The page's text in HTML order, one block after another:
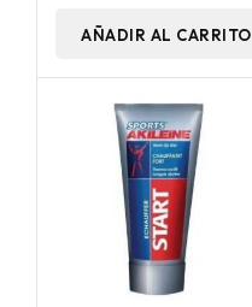
AÑADIR AL CARRITO